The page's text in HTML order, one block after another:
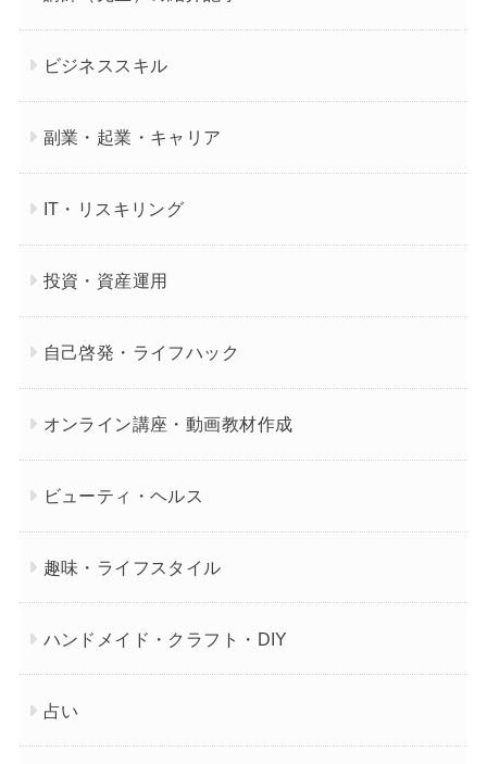
ビジネススキル
副業・起業・キャリア
IT・リスキリング
投資・資産運用
自己啓発・ライフハック
オンライン講座・動画教材作成
ビューティ・ヘルス
趣味・ライフスタイル
ハンドメイド・クラフト・DIY
占い